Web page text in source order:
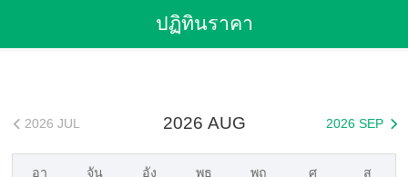
เชียงใหม่ to เซี่ยงไฮ้ Cheap Flightsปฏิทินราคา
2026 AUG
 2026 JUL 2026 SEP 
อา จัน อัง พุธ พฤ ศ ส